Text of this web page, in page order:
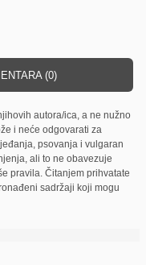
(0)
autora/ica, a ne nužno
i neće odgovarati za
psovanja i vulgaran
ali to ne obavezuje
pravila. Čitanjem prihvatate
sadržaji koji mogu